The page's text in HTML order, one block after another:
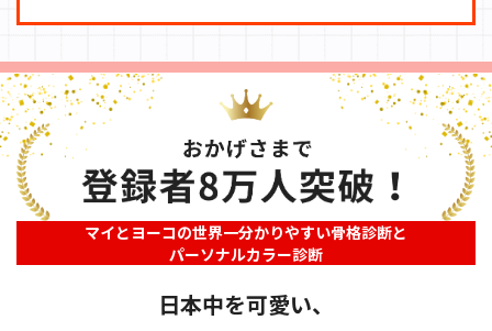
マイとヨーコの世界一分かりやすい骨格診断と
パーソナルカラー診断
日本中を可愛い、